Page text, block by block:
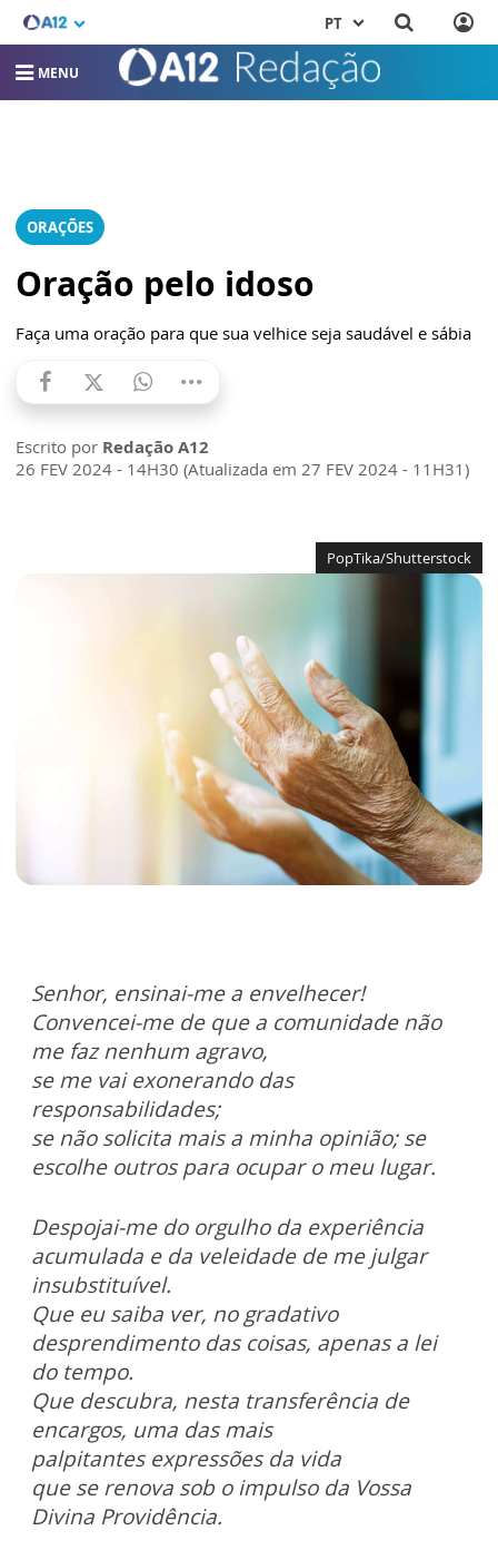
PT
MENU
ORAÇÕES
Oração pelo idoso
Faça uma oração para que sua velhice seja saudável e sábia
Escrito por Redação A12
26 FEV 2024 - 14H30 (Atualizada em 27 FEV 2024 - 11H31)
PopTika/Shutterstock
Senhor, ensinai-me a envelhecer!
Convencei-me de que a comunidade não
me faz nenhum agravo,
seme vai exonerando das
responsabilidades;
se nãosolicita mais a minha opinião;se
escolhe outrospara ocupar o meu lugar.
Despojai-me do orgulho da experiência
acumulada e da veleidade de me julgar
insubstituível.
Que eusaiba ver, no gradativo
desprendimento das coisas, apenas a lei
do tempo.
Que descubra, nesta transferência de
encargos, uma das mais
palpitantesexpressões da vida
que se renova sob o impulso da Vossa
Divina Providência.